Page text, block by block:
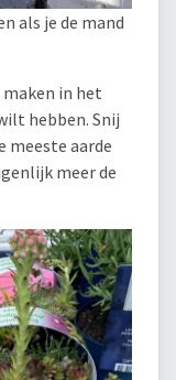
als je de mand
maken in het
hebben. Snij
meeste aarde
meer de